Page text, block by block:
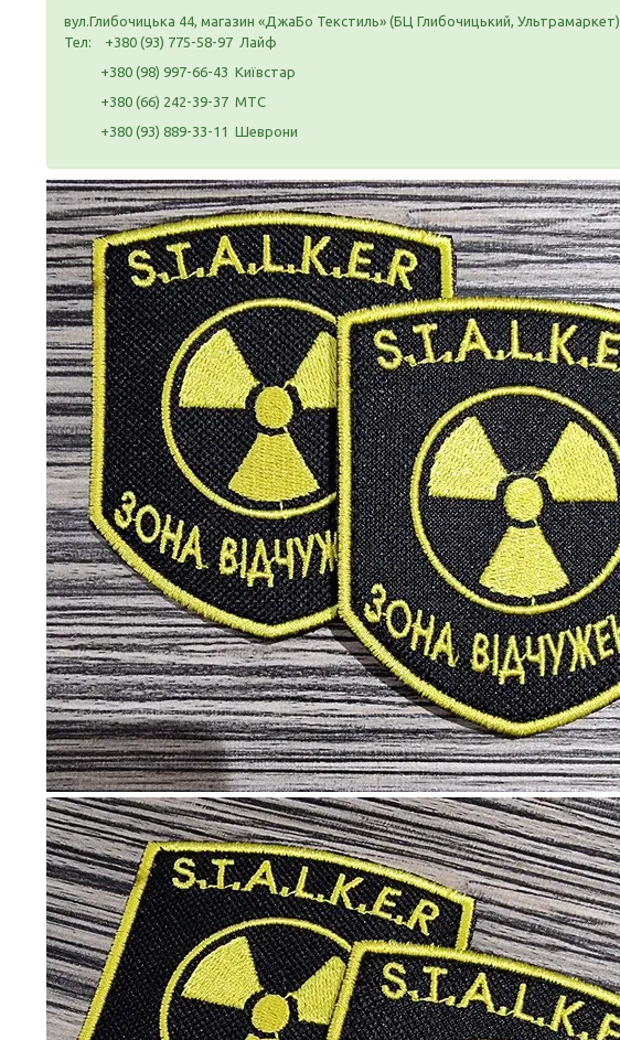
вул.Глибочицька 44, магазин «ДжаБо Текстиль» (БЦ Глибочицький, Ультрамаркет)
Тел: +380 (93) 775-58-97 Лайф
+380 (98) 997-66-43 Київстар
+380 (66) 242-39-37 МТС
+380 (93) 889-33-11 Шеврони